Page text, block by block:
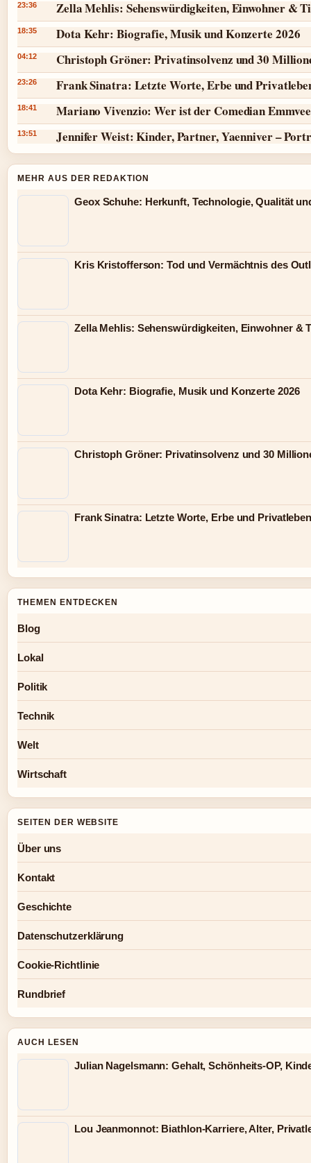
23:36 Zella Mehlis: Sehenswürdigkeiten, Einwohner &
18:35 Dota Kehr: Biografie, Musik und Konzerte 2026
04:12 Christoph Gröner: Privatinsolvenz und 30
23:26 Frank Sinatra: Letzte Worte, Erbe und
18:41 Mariano Vivenzio: Wer ist der Comedian
13:51 Jennifer Weist: Kinder, Partner, Yaenniver –
MEHR AUS DER REDAKTION
Geox Schuhe: Herkunft, Technologie, Qualität
Kris Kristofferson: Tod und Vermächtnis des
Zella Mehlis: Sehenswürdigkeiten, Einwohner &
Dota Kehr: Biografie, Musik und Konzerte 2026
Christoph Gröner: Privatinsolvenz und 30
Frank Sinatra: Letzte Worte, Erbe und
THEMEN ENTDECKEN
Blog
Lokal
Politik
Technik
Welt
Wirtschaft
SEITEN DER WEBSITE
Über uns
Kontakt
Geschichte
Datenschutzerklärung
Cookie-Richtlinie
Rundbrief
AUCH LESEN
Julian Nagelsmann: Gehalt, Schönheits-OP,
Lou Jeanmonnot: Biathlon-Karriere, Alter,